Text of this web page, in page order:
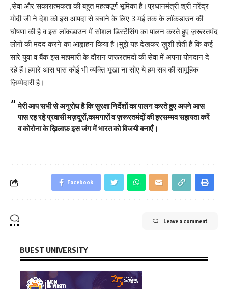
,सेवा और सकारात्मकता की बहुत महत्वपूर्ण भूमिका है।प्रधानमंत्री श्री नरेंद्र
मोदी जी ने देश को इस आपदा से बचाने के लिए 3 मई तक के लॉकडाउन की
घोषणा की है व इस लॉकडाउन में सोशल डिस्टेंसिंग का पालन करते हुए ज़रूरतमंद
लोगों की मदद करने का आह्वाहन किया है।मुझे यह देखकर ख़ुशी होती है कि कई
सारे युवा व बैंक इस महामारी के दौरान ज़रूरतमंदों की सेवा में अपना योगदान दे
रहे हैं।हमारे आस पास कोई भी व्यक्ति भूखा ना सोए ये हम सब की सामूहिक
ज़िम्मेदारी है।
मेरी आप सभी से अनुरोध है कि सुरक्षा निर्देशों का पालन करते हुए अपने आस
पास रह रहे प्रवासी मज़दूरों,कामगारों व ज़रूरतमंदों की हरसम्भव सहायता करें
व कोरोना के ख़िलाफ़ इस जंग में भारत को विजयी बनाएँ।
Facebook
Leave a comment
BUEST UNIVERSITY